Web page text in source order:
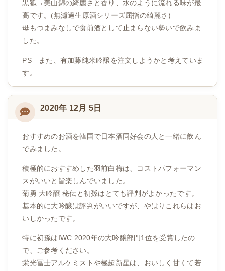
黒狐→美山錦の綺麗さと香り、水のように流れる味が最
高です。(無濾過生原酒シリーズ屈指の綺麗さ)
母もつまみなしで食前酒として止まらない勢いで飲みま
した。
PS また、有加藤純米吟醸を注文しようかと考えていま
す。
2020年 12月 5日
おすすめのお酒を韓国で日本酒同好会の人と一緒に飲ん
でみました。
積極的におすすめした羽前白梅は、コストパフォーマン
スがいいと皆楽しんでいました。
菊勇 大吟醸 秘伝と初孫はとても評判がよかったです。
基本的に大吟醸は評判がいいですが、やはりこれらはお
いしかったです。
特に初孫はIWC 2020年の大吟醸部門1位を受賞したの
で、ご参考ください。
栄光冨士アルケミストや極超新星は、おいしく甘くて若